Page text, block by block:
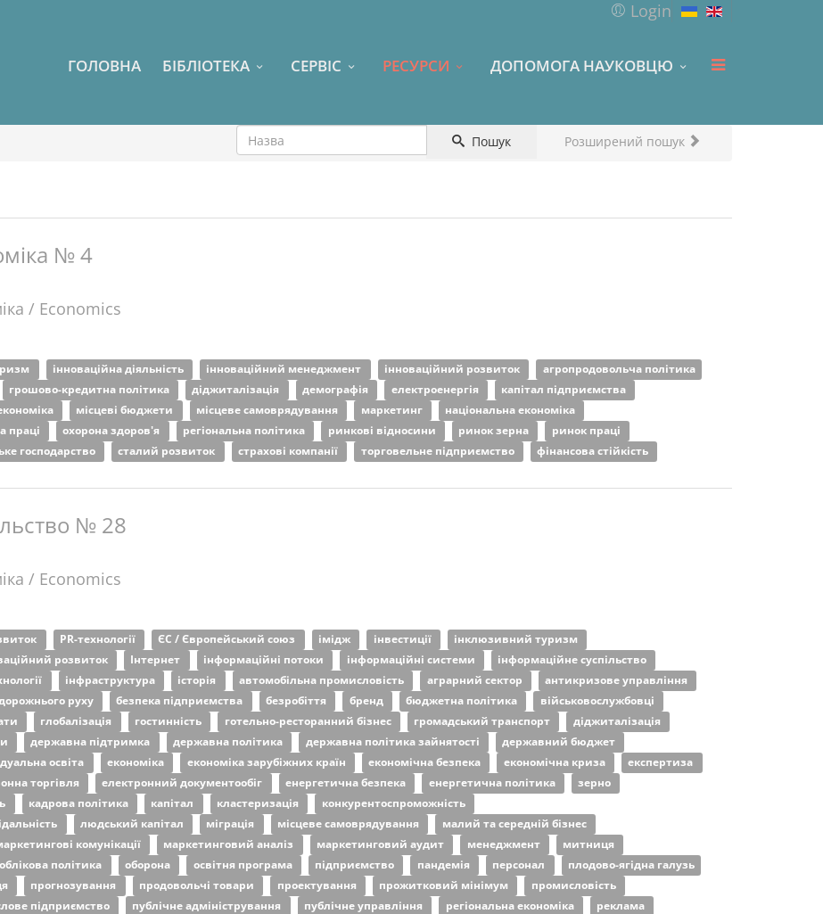
Login
ГОЛОВНА БІБЛІОТЕКА СЕРВІС РЕСУРСИ ДОПОМОГА НАУКОВЦЮ
Пошук Розширений пошук
№ 4
/ Economics
інноваційна діяльність інноваційний менеджмент інноваційний розвиток
агропродовольча політика
грошово-кредитна політика діджиталізація демографія електроенергія
капітал підприємства
місцеві бюджети місцеве самоврядування маркетинг
національна економіка
праці охорона здоров'я регіональна політика ринкові відносини ринок зерна
ринок праці
господарство сталий розвиток страхові компанії торговельне підприємство
фінансова стійкість
№ 28
/ Economics
PR-технології ЄС / Європейський союз імідж інвестиції
інклюзивний туризм
розвиток Інтернет інформаційні потоки інформаційні системи
інформаційне суспільство
інфраструктура історія автомобільна промисловість аграрний сектор
антикризове управління
руху безпека підприємства безробіття бренд бюджетна політика
військовослужбовці
глобалізація гостинність готельно-ресторанний бізнес громадський транспорт
діджиталізація
державна підтримка державна політика державна політика зайнятості
державний бюджет
дуальна освіта економіка економіка зарубіжних країн економічна безпека економічна криза
експертиза
торгівля електронний документообіг енергетична безпека енергетична політика
зерно
кадрова політика капітал кластеризація
конкурентоспроможність
людський капітал міграція місцеве самоврядування
малий та середній бізнес
комунікації маркетинговий аналіз маркетинговий аудит менеджмент
митниця
облікова політика оборона освітня програма підприємство пандемія персонал
плодово-ягідна галузь
прогнозування продовольчі товари проектування прожитковий мінімум
промисловість
підприємство публічне адміністрування публічне управління регіональна економіка
реклама